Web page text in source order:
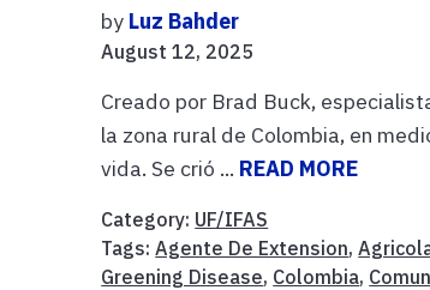
by Luz Bahder
August 12, 2025
Creado por Brad Buck,
la zona rural de Colombia, en
vida. Se crió ... READ MORE
Category: UF/IFAS
Tags:Agente De Extension,
Greening Disease, Colombia,